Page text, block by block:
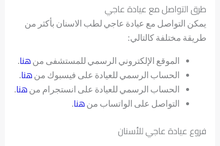
طرق التواصل مع عيادة عاجي
يمكن التواصل مع عيادة عاجي لطب الاسنان بأكثر من
طريقة مختلفة كالتالي:
الموقع الإلكتروني الرسمي للمستشفى منهنا.
الحساب الرسمي للعيادة على فيسبوك منهنا.
الحساب الرسمي للعيادة على انستجرام منهنا.
التواصل على الواتساب منهنا.
فروع عيادة عاجي للأسنان